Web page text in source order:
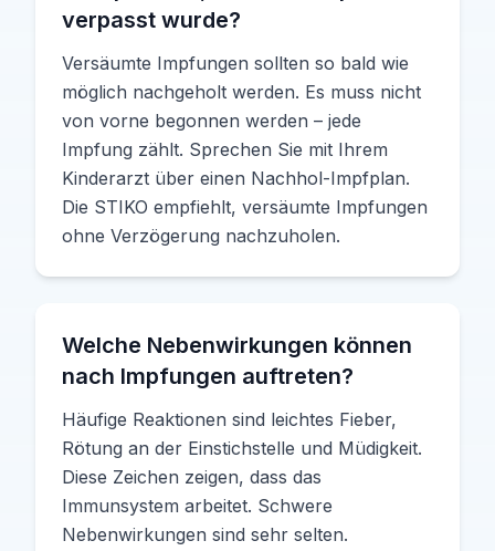
verpasst wurde?
Versäumte Impfungen sollten so bald wie
möglich nachgeholt werden. Es muss nicht
von vorne begonnen werden – jede
Impfung zählt. Sprechen Sie mit Ihrem
Kinderarzt über einen Nachhol-Impfplan.
Die STIKO empfiehlt, versäumte Impfungen
ohne Verzögerung nachzuholen.
Welche Nebenwirkungen können
nach Impfungen auftreten?
Häufige Reaktionen sind leichtes Fieber,
Rötung an der Einstichstelle und Müdigkeit.
Diese Zeichen zeigen, dass das
Immunsystem arbeitet. Schwere
Nebenwirkungen sind sehr selten.